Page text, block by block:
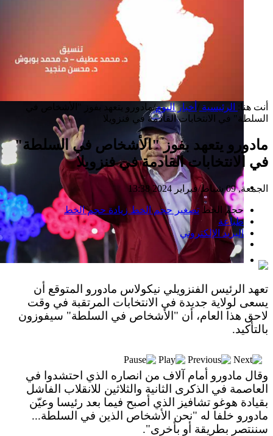
إصدار جديد
واشنطن بأورتيغا؟
أنت هنا: الرئيسية أخبار اليوم/مادورو يتعهد بفوز "الأشخاص في
السلطة" في الانتخابات القادمة في فنزويلا
مادورو يتعهد بفوز "الأشخاص في السلطة"
في الانتخابات القادمة في فنزويلا
الجمعة, 09 شباط/فبراير 2024 13:38
حجم الخط تصغير حجم الخط زيادة حجم الخط
طباعة
البريد الإلكتروني
تعهد الرئيس الفنزويلي نيكولاس مادورو المتوقع أن
يسعى لولاية جديدة في الانتخابات المرتقبة في وقت
لاحق هذا العام، أن "الأشخاص في السلطة" سيفوزون
بالتأكيد.
وقال مادورو أمام آلاف من انصاره الذي احتشدوا في
العاصمة في الذكرى الثانية والثلاثين للانقلاب الفاشل
بقيادة هوغو تشافيز الذي أصبح فيما بعد رئيسا وعيّن
مادورو خلفا له "نحن الأشخاص الذين في السلطة...
سننتصر بطريقة أو بأخرى".